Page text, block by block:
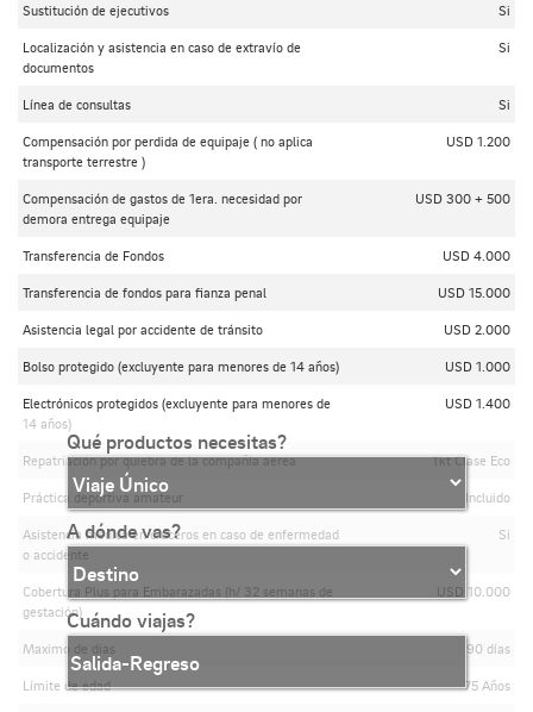
Sustitución de ejecutivos Si
Localización y asistencia en caso de extravío de
documentos
Si
Línea de consultas Si
Compensación por perdida de equipaje ( no aplica
transporte terrestre )
USD 1.200
Compensación de gastos de 1era. necesidad por
demora entrega equipaje
USD 300 + 500
Transferencia de Fondos USD 4.000
Transferencia de fondos para fianza penal USD 15.000
Asistencia legal por accidente de tránsito USD 2.000
Bolso protegido (excluyente para menores de 14 años) USD 1.000
Electrónicos protegidos (excluyente para menores de
14 años)
USD 1.400
Repatriación por quiebra de la compañía aérea Tkt Clase Eco
Práctica deportiva amateur Incluido
Asistencia médica en cruceros en caso de enfermedad
o accidente
Si
Cobertura Plus para Embarazadas (h/ 32 semanas de
gestación)
USD 10.000
Maximo de dias 90 días
Límite de edad 75 Años
Qué productos necesitas?
A dónde vas?
Cuándo viajas?